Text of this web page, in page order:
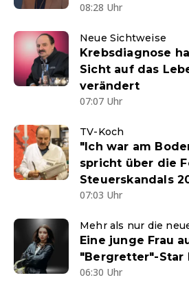
08:28 Uhr
Neue Sichtweise
Krebsdiagnose
Sicht auf das
verändert
07:07 Uhr
TV-Koch
"Ich war am
spricht über die
Steuerskandals
07:03 Uhr
Mehr als nur die
Eine junge Frau
"Bergretter"-Star
06:30 Uhr